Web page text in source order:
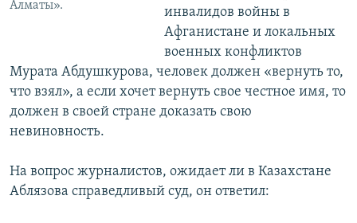
Алматы».
инвалидов войны в
Афганистане и локальных
военных конфликтов
Мурата Абдушкурова, человек должен «вернуть то,
что взял», а если хочет вернуть свое честное имя, то
должен в своей стране доказать свою
невиновность.
На вопрос журналистов, ожидает ли в Казахстане
Аблязова справедливый суд, он ответил: